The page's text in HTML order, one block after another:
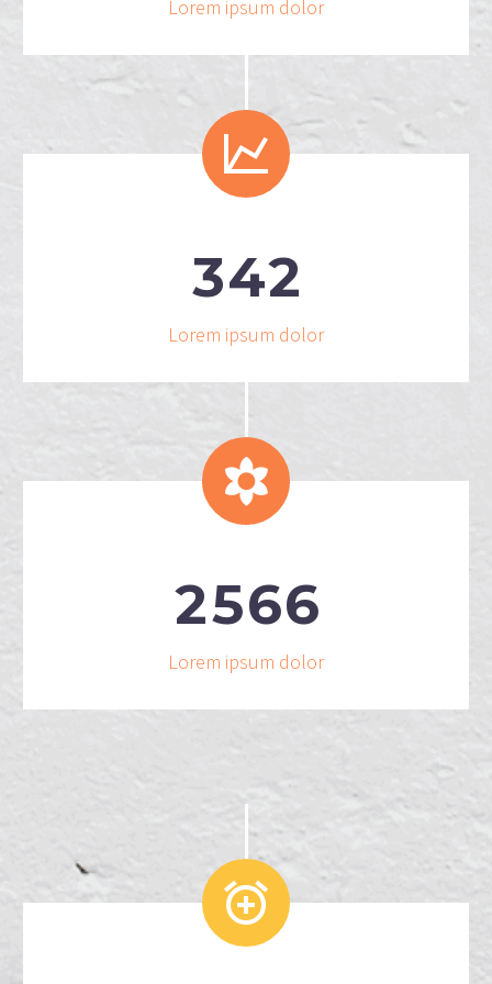
Lorem ipsum dolor


342
Lorem ipsum dolor


2566
Lorem ipsum dolor

